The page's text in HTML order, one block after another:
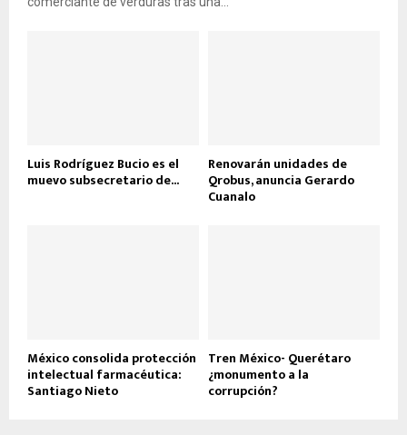
Luis Rodríguez Bucio es el
muevo subsecretario de...
Renovarán unidades de
Qrobus, anuncia Gerardo
Cuanalo
México consolida protección
intelectual farmacéutica:
Santiago Nieto
Tren México- Querétaro
¿monumento a la
corrupción?